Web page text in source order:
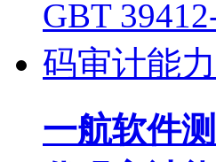
一航软件